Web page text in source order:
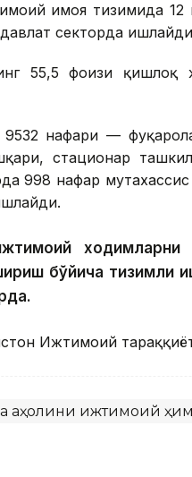
ҳимоя тизимида
секторда
55,5 фоизи қишлоқ
нафари —
стационар
998 нафар
ходимларни
бўйича тизимли
Ижтимоий
аҳолини ижтимоий